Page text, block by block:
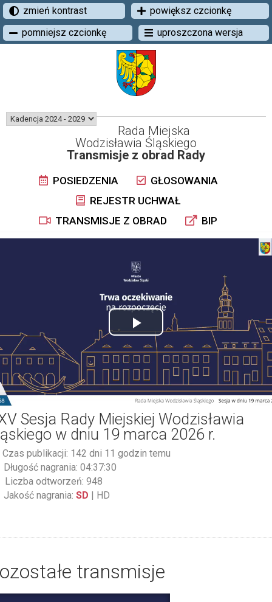
zmień kontrast
powiększ czcionkę
pomniejsz czcionkę
uproszczona wersja
Rada Miejska
Wodzisławia Śląskiego
Transmisje z obrad Rady
POSIEDZENIA
GŁOSOWANIA
REJESTR UCHWAŁ
TRANSMISJE Z OBRAD
BIP
Play
Video
Sesja Rady Miejskiej Wodzisławia
w dniu 19 marca 2026 r.
Czas publikacji: 142 dni 11 godzin temu
Długość nagrania: 04:37:30
Liczba odtworzeń: 948
Jakość nagrania: SD | HD
transmisje